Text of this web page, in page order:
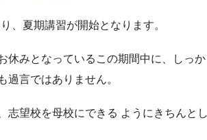
、夏期講習が開始となります。
休みとなっているこの期間中に、しっ
過言ではありません。
志望校を母校にできる ようにきちんと